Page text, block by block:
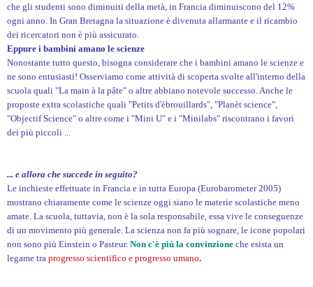
che gli studenti sono diminuiti della metà, in Francia diminuiscono del 12%
ogni anno. In Gran Bretagna la situazione è divenuta allarmante e il ricambio
dei ricercatori non è più assicurato.
Eppure i bambini amano le scienze
Nonostante tutto questo, bisogna considerare che i bambini amano le scienze e
ne sono entusiasti! Osserviamo come attività di scoperta svolte all'interno della
scuola quali "La main à la pâte" o altre abbiano notevole successo. Anche le
proposte extra scolastiche quali "Petits d'èbrouillards", "Planèt science",
"Objectif Science" o altre come i "Mini U" e i "Minilabs" riscontrano i favori
dei più piccoli ...
... e allora che succede in seguito?
Le inchieste effettuate in Francia e in tutta Europa (Eurobarometer 2005)
mostrano chiaramente come le scienze oggi siano le materie scolastiche meno
amate. La scuola, tuttavia, non è la sola responsabile, essa vive le conseguenze
di un movimento più generale. La scienza non fa più sognare, le icone popolari
non sono più Einstein o Pasteur. Non c'è più la convinzione che esista un
legame tra progresso scientifico e progresso umano.